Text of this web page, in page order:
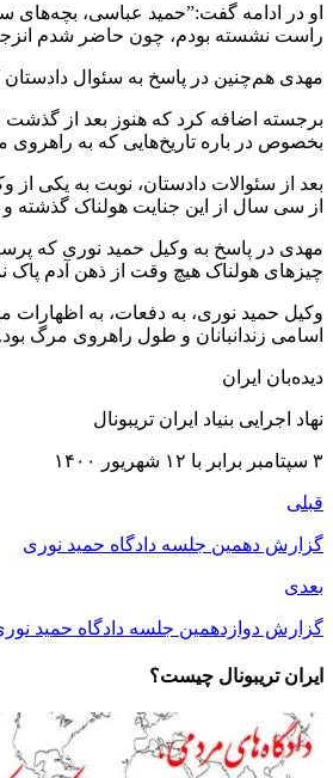
او در ادامه گفت:”حمید عباسی، بچه‌های
راست نشسته بودم، چون حاضر شدم
مهدی هم‌چنین در پاسخ به سئوال دادستان
برجسته اضافه کرد که هنوز بعد از
بخصوص در باره تاريخ‌هایی که به راهروی
بعد از سئوالات دادستان، نوبت به یکی
از سی سال از این جنایت هولناک گذشته
چیزهای هولناک هیچ وقت از ذهن آدم پاک
وکیل حمید نوری، به دفعات، به اظهارات
اسامی زندانبانان و طول راهروی مرگ بود.
دیده‌بان ایران
نهاد اجرایی بنیاد ایران تریبونال
۳ سپتامبر برابر با ۱۲ شهریور ۱۴۰۰
قبلی
گزارش دهمین جلسه دادگاه حمید نوری
بعدی
گزارش دوازدهمین جلسه دادگاه حمید
ایران تریبونال چیست؟